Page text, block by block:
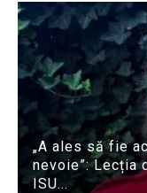
„A ales să fie
nevoie”: Lecția
ISU...